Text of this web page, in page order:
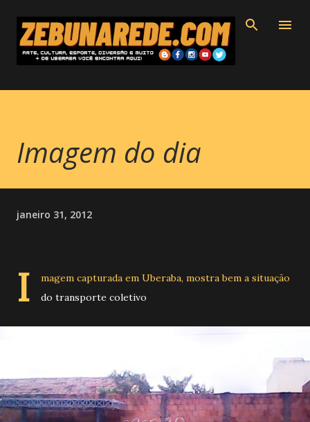
Pular para o conteúdo principal
Imagem do dia
janeiro 31, 2012
I
magem capturada em Uberaba, mostra bem a situação
do transporte coletivo